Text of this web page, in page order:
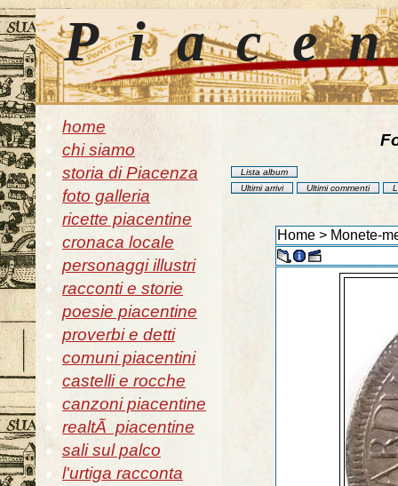
home
chi siamo
storia di Piacenza
foto galleria
ricette piacentine
cronaca locale
personaggi illustri
racconti e storie
poesie piacentine
proverbi e detti
comuni piacentini
castelli e rocche
canzoni piacentine
realtÃ piacentine
sali sul palco
l'urtiga racconta
Lista album
Ultimi arrivi
Ultimi commenti
Home > Monete-